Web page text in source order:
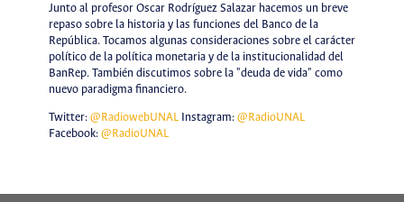
Junto al profesor Oscar Rodríguez Salazar hacemos un breve
repaso sobre la historia y las funciones del Banco de la
República. Tocamos algunas consideraciones sobre el carácter
político de la política monetaria y de la institucionalidad del
BanRep. También discutimos sobre la "deuda de vida" como
nuevo paradigma financiero.
Twitter: @RadiowebUNALInstagram: @RadioUNAL
Facebook: @RadioUNAL